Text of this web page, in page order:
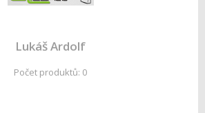
Lukáš Ardolf
Počet produktů: 0